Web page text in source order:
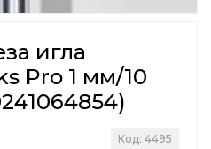
игла
Pro 1 мм/10
Код: 4495